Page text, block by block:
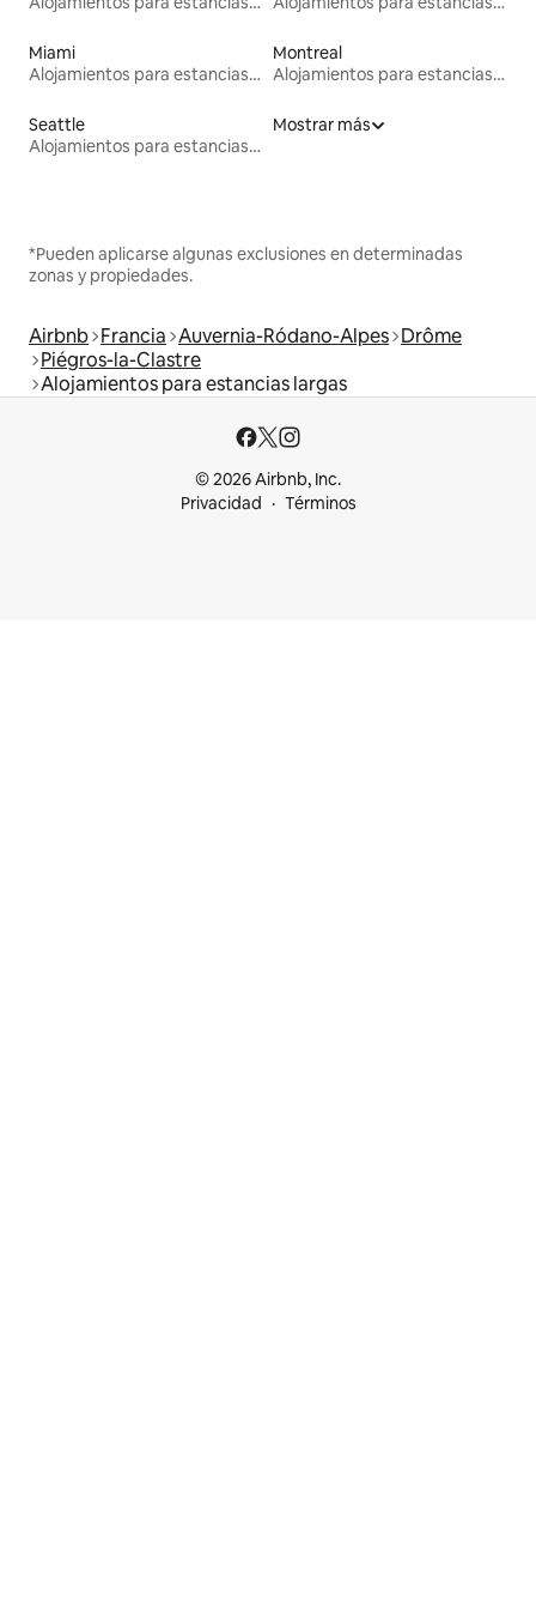
Miami
Alojamientos para estancias largas
Montreal
Alojamientos para estancias largas
Seattle
Alojamientos para estancias largas
Mostrar más
*Pueden aplicarse algunas exclusiones en determinadas
zonas y propiedades.
Airbnb Francia Auvernia-Ródano-Alpes Drôme
Piégros-la-Clastre
Alojamientos para estancias largas
© 2026 Airbnb, Inc.
Privacidad
Términos